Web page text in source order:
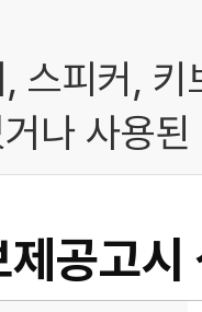
스피커,
나 사용
공고시